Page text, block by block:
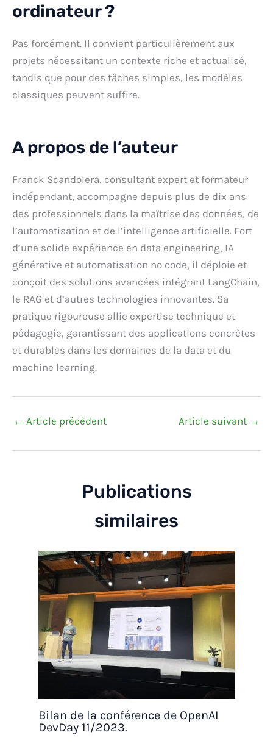
ordinateur ?
Pas forcément. Il convient particulièrement aux
projets nécessitant un contexte riche et actualisé,
tandis que pour des tâches simples, les modèles
classiques peuvent suffire.
A propos de l’auteur
Franck Scandolera, consultant expert et formateur
indépendant, accompagne depuis plus de dix ans
des professionnels dans la maîtrise des données, de
l’automatisation et de l’intelligence artificielle. Fort
d’une solide expérience en data engineering, IA
générative et automatisation no code, il déploie et
conçoit des solutions avancées intégrant LangChain,
le RAG et d’autres technologies innovantes. Sa
pratique rigoureuse allie expertise technique et
pédagogie, garantissant des applications concrètes
et durables dans les domaines de la data et du
machine learning.
← Article précédent Article suivant →
Publications
similaires
Bilan de la conférence de OpenAI
DevDay 11/2023.